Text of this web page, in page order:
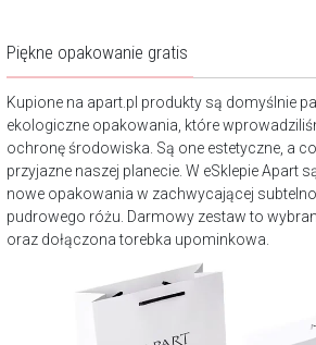
Piękne opakowanie gratis
Kupione na apart.pl produkty są domyślnie
ekologiczne opakowania, które
ochronę środowiska. Są one estetyczne, a
przyjazne naszej planecie. W eSklepie Apart
nowe opakowania w zachwycającej
pudrowego różu. Darmowy zestaw to
oraz dołączona torebka upominkowa.